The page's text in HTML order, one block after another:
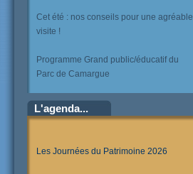
Cet été : nos conseils pour une agréable
visite !
Programme Grand public/éducatif du
Parc de Camargue
L'agenda...
Les Journées du Patrimoine 2026